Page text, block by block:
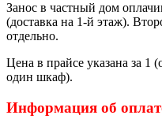
Занос в частный дом
(доставка на 1-й этаж).
отдельно.
Цена в прайсе указана за 1
один шкаф).
Информация об